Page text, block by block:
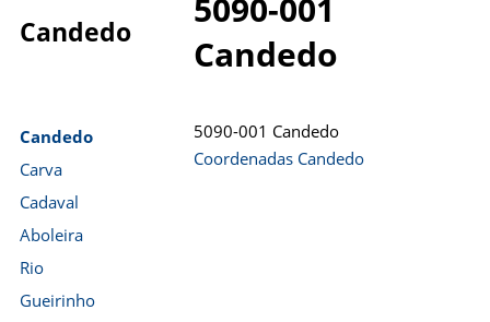
Candedo
5090-001
Candedo
Candedo
Carva
Cadaval
Aboleira
Rio
Gueirinho
5090-001 Candedo
Coordenadas Candedo